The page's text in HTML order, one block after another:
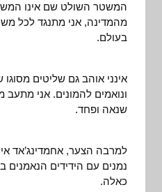
המשטר השולט שם אינו
מהמדינה, אני מתנגד לכל
בעולם.
אינני אוהב גם שליטים
ונואמים להמונים. אני
שנאה ופחד.
למרבה הצער, אחמדינג’אד
נמנים עם הידידים
כאלה.